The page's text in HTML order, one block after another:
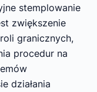
stemplowanie
zwiększenie
granicznych,
procedur na
działania